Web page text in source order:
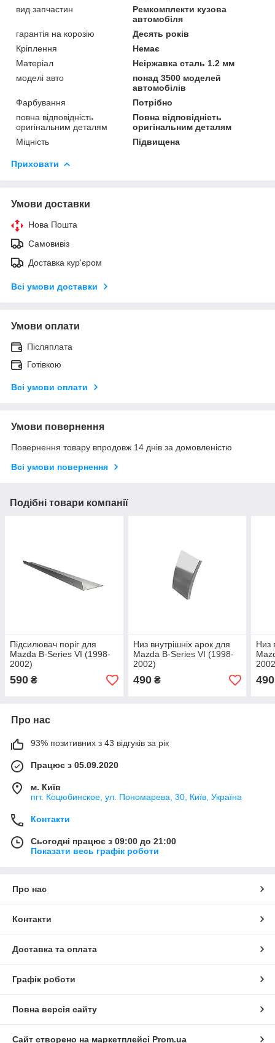
вид запчастин
Ремкомплекти кузова
автомобіля
гарантія на корозію
Десять років
Кріплення
Немає
Матеріал
Неіржавка сталь 1.2 мм
моделі авто
понад 3500 моделей
автомобілів
Фарбування
Потрібно
повна відповідність
оригінальним деталям
Повна відповідність
оригінальним деталям
Міцність
Підвищена
Приховати
Умови доставки
Нова Пошта
Самовивіз
Доставка кур'єром
Всі умови доставки
Умови оплати
Післяплата
Готівкою
Всі умови оплати
Умови повернення
Повернення товару впродовж 14 днів за домовленістю
Всі умови повернення
Подібні товари компанії
Підсилювач поріг для
Mazda B-Series VI (1998-
2002)
590 ₴
Низ внутрішніх арок для
Mazda B-Series VI (1998-
2002)
490₴
Низ
490
Про нас
93% позитивних з 43 відгуків за рік
Працює з 05.09.2020
м. Київ
пгт. Коцюбинское, ул. Пономарева, 30, Київ, Україна
Контакти
Сьогодні працює з 09:00 до 21:00
Показати весь графік роботи
Про нас
Контакти
Доставка та оплата
Графік роботи
Повна версія сайту
Сайт створено на маркетплейсі Prom.ua